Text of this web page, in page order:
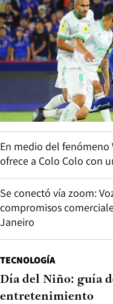
En medio del fenómeno
ofrece a Colo Colo con
Se conectó vía zoom:
compromisos
Janeiro
TECNOLOGÍA
Día del Niño: guía
entretenimiento